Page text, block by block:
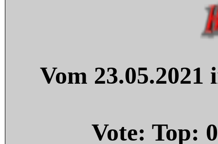
Vom
Vote: Top: 0